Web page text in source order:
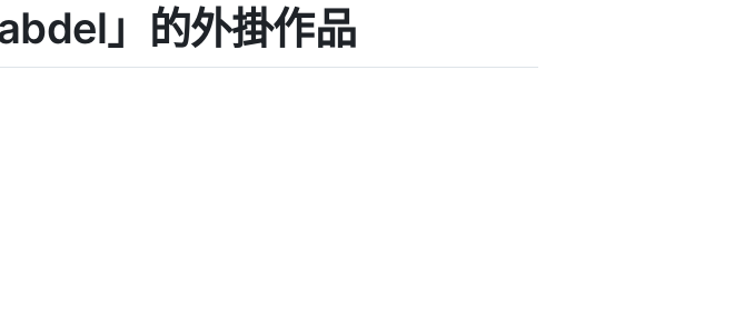
」的外掛作品